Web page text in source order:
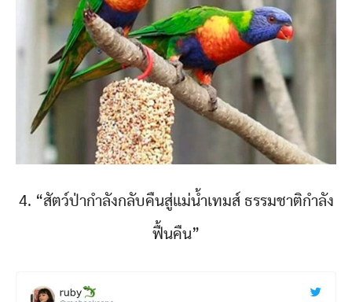
4. “สัตว์ป่ากำลังกลับคืนสู่แม่น้ำเทมส์ ธรรมชาติกำลัง
ฟื้นคืน”